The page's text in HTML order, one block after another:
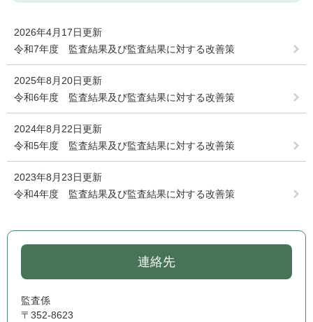
2026年4月17日更新
令和7年度 監査結果及び監査結果に対する改善策
2025年8月20日更新
令和6年度 監査結果及び監査結果に対する改善策
2024年8月22日更新
令和5年度 監査結果及び監査結果に対する改善策
2023年8月23日更新
令和4年度 監査結果及び監査結果に対する改善策
連絡先
監査係
〒352-8623